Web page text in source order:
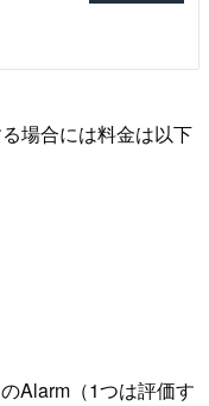
場合には料金は以下
Alarm（1つは評価す